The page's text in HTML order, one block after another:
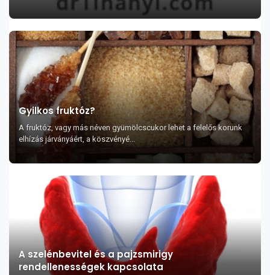
Gyilkos fruktóz?
A fruktóz, vagy más néven gyümölcscukor lehet a felelős korunk
elhízás járványáért, a köszvényé...
A szelénbevitel és a pajzsmirigy
rendellenességek kapcsolata